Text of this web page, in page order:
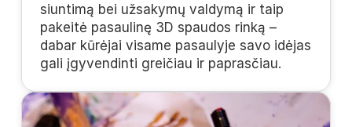
siuntimą bei užsakymų valdymą ir taip
pakeitė pasaulinę 3D spaudos rinką –
dabar kūrėjai visame pasaulyje savo idėjas
gali įgyvendinti greičiau ir paprasčiau.